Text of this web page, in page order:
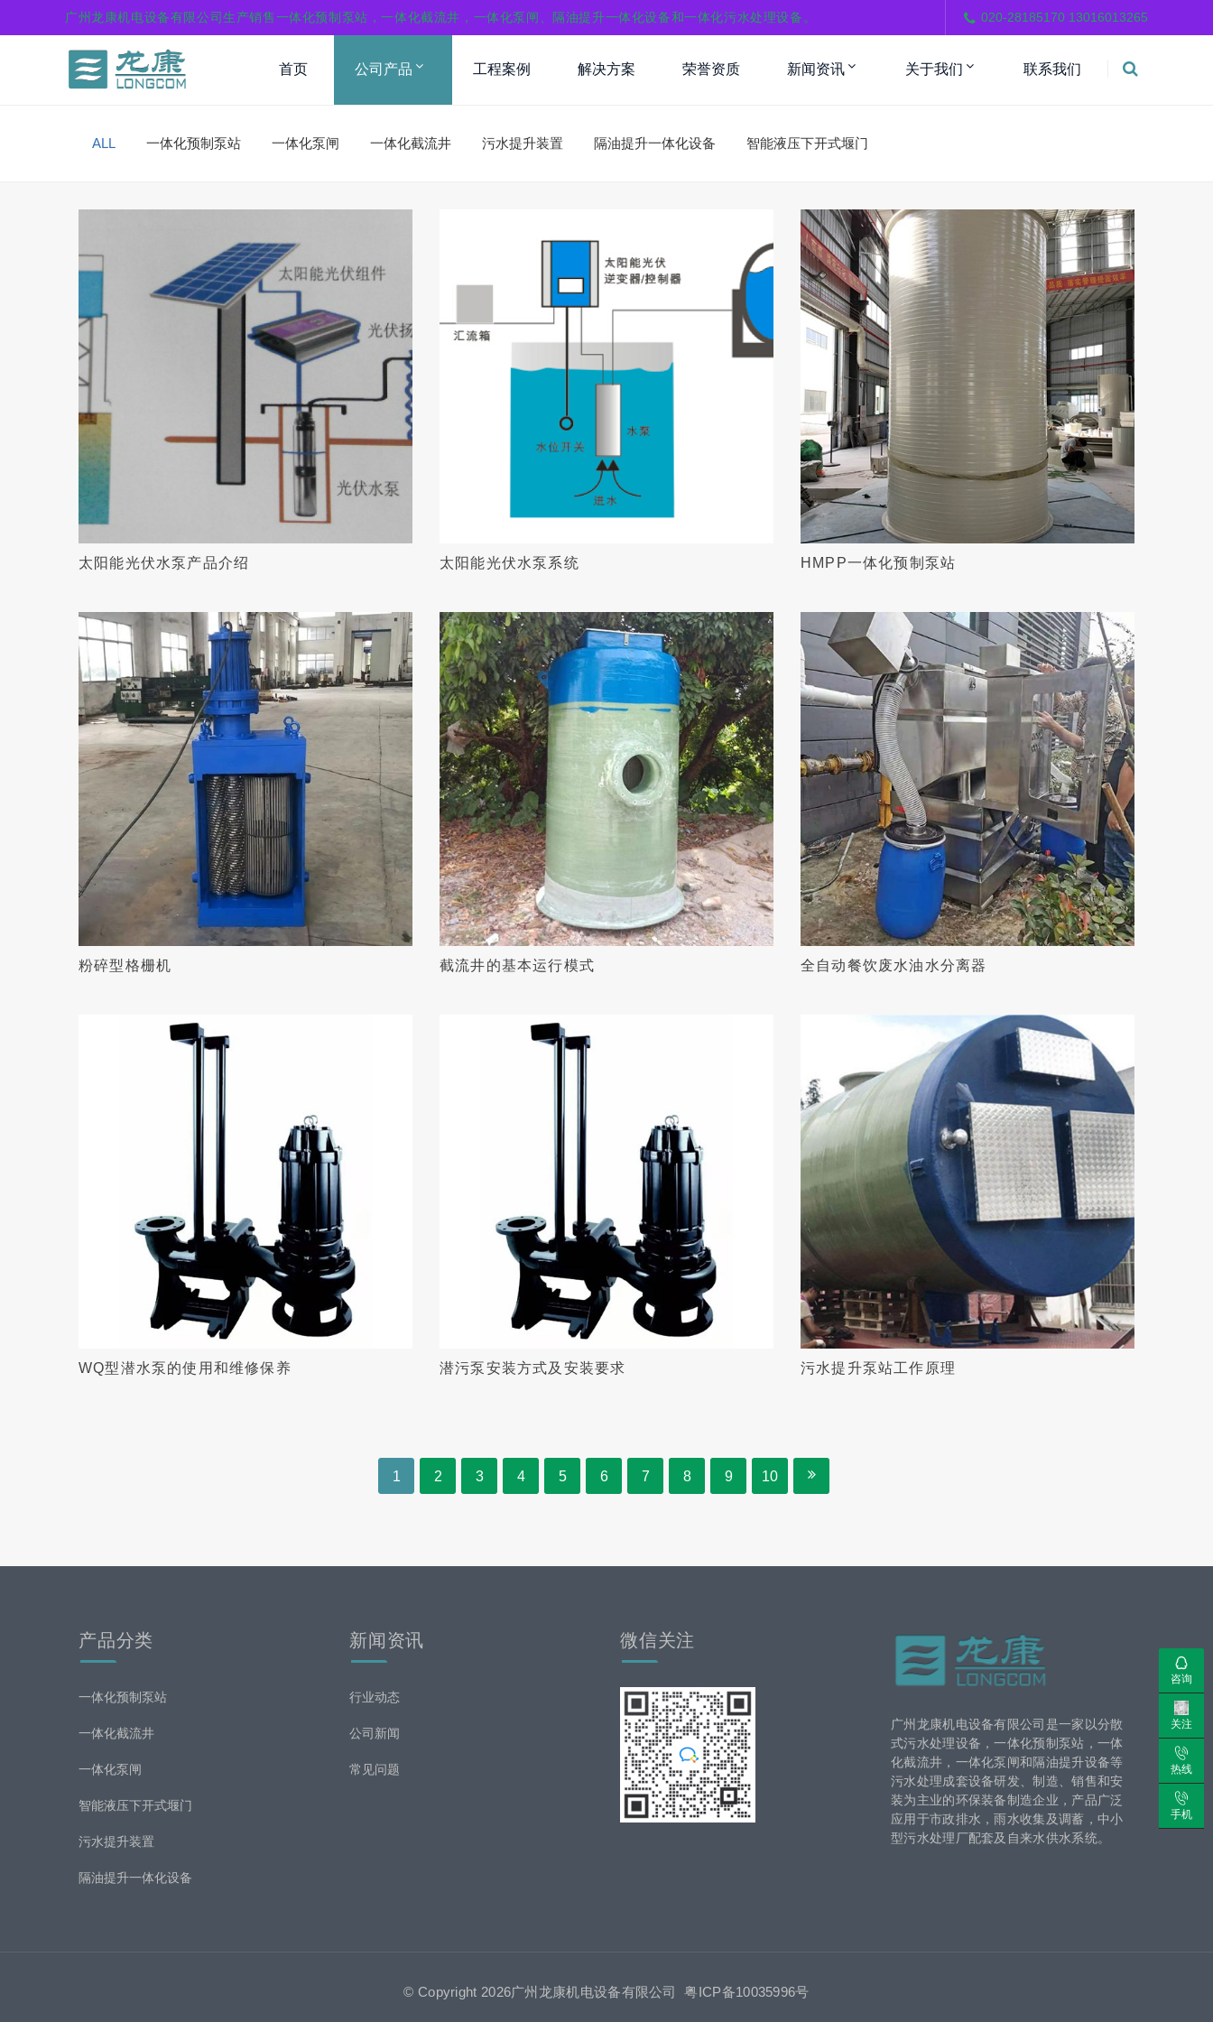
广州龙康机电设备有限公司生产销售一体化预制泵站，一体化截流井，一体化泵闸、隔油提升一体化设备和一体化污水处理设备。 020-28185170 13016013265
首页 公司产品 工程案例 解决方案 荣誉资质 新闻资讯 关于我们 联系我们
ALL 一体化预制泵站 一体化泵闸 一体化截流井 污水提升装置 隔油提升一体化设备 智能液压下开式堰门
太阳能光伏水泵产品介绍 太阳能光伏水泵系统 HMPP一体化预制泵站
粉碎型格栅机 截流井的基本运行模式 全自动餐饮废水油水分离器
WQ型潜水泵的使用和维修保养 潜污泵安装方式及安装要求 污水提升泵站工作原理
1 2 3 4 5 6 7 8 9 10
产品分类
一体化预制泵站
一体化截流井
一体化泵闸
智能液压下开式堰门
污水提升装置
隔油提升一体化设备
新闻资讯
行业动态
公司新闻
常见问题
微信关注
广州龙康机电设备有限公司是一家以分散
式污水处理设备，一体化预制泵站，一体
化截流井，一体化泵闸和隔油提升设备等
污水处理成套设备研发、制造、销售和安
装为主业的环保装备制造企业，产品广泛
应用于市政排水，雨水收集及调蓄，中小
型污水处理厂配套及自来水供水系统。
© Copyright 2026广州龙康机电设备有限公司粤ICP备10035996号
咨询
关注
热线
手机